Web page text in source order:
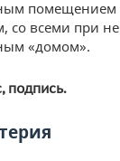
помещением
со всеми при
«домом».
подпись.